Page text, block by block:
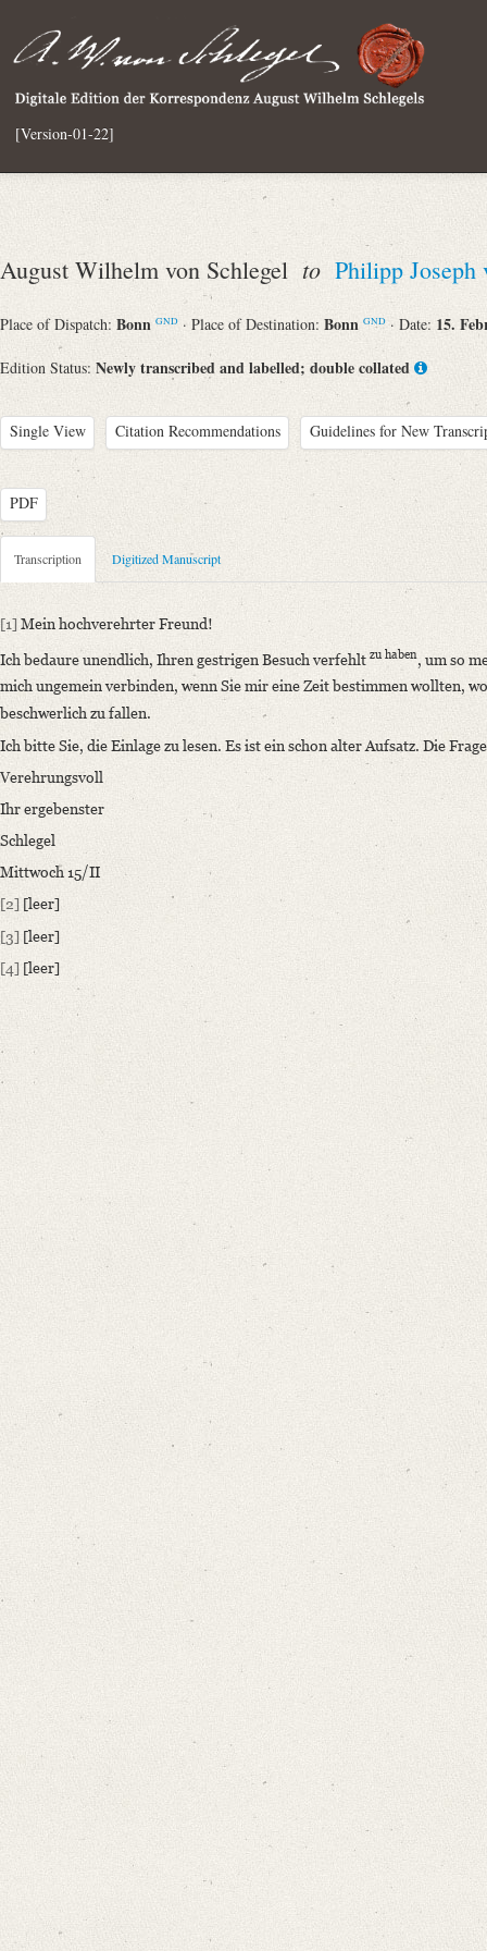
[Version-01-22]
August Wilhelm von Schlegel to Philipp Joseph
Place of Dispatch: Bonn GND · Place of Destination: Bonn GND · Date: 15.
Edition Status: Newly transcribed and labelled; double collated
Single View Citation Recommendations Guidelines for New
PDF
Metadata Concerning Header
Sender: August Wilhelm von Schlegel
Recipient: Philipp Joseph von Rehfues
Place of Destination: BonnGND
Date: 15. Februar [1843]
Notations: Absende- und Empfangsort sowie Datum (Jahr)
Manuscript
Provider: Bonn, Universitäts- und Landesbibliothek
OAI Id: 1917884
Classification Number: S 1392 : 85
Number of Pages: 1 e. Br. (1 Doppelbl.=1 S.)
Incipit: „[1] Mein hochverehrter Freund!
Ich bedaure unendlich, Ihren gestrigen Besuch verfehlt zu haben, um
Language
Bamberg, Claudia
Strobel, Jochen
Transcription Digitized Manuscript
[1] Mein hochverehrter Freund!
Ich bedaure unendlich, Ihren gestrigen Besuch verfehlt zu haben , um so
mich ungemein verbinden, wenn Sie mir eine Zeit bestimmen wollten,
beschwerlich zu fallen.
Ich bitte Sie, die Einlage zu lesen. Es ist ein schon alter Aufsatz. Die
Verehrungsvoll
Ihr ergebenster
Schlegel
Mittwoch 15/II
[2] [leer]
[3] [leer]
[4] [leer]